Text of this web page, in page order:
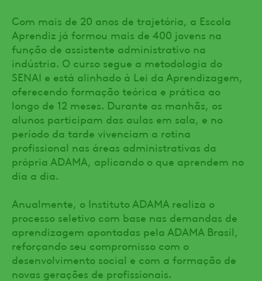
Com mais de 20 anos de trajetória, a Escola
Aprendiz já formou mais de 400 jovens na
função de assistente administrativo na
indústria. O curso segue a metodologia do
SENAI e está alinhado à Lei da Aprendizagem,
oferecendo formação teórica e prática ao
longo de 12 meses. Durante as manhãs, os
alunos participam das aulas em sala, e no
período da tarde vivenciam a rotina
profissional nas áreas administrativas da
própria ADAMA, aplicando o que aprendem no
dia a dia.
Anualmente, o Instituto ADAMA realiza o
processo seletivo com base nas demandas de
aprendizagem apontadas pela ADAMA Brasil,
reforçando seu compromisso com o
desenvolvimento social e com a formação de
novas gerações de profissionais.